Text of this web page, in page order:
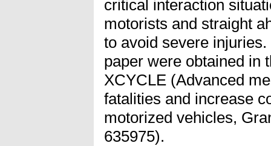
critical interaction
motorists and straight
to avoid severe
paper were obtained in
XCYCLE (Advanced
fatalities and increase
motorized vehicles,
635975).